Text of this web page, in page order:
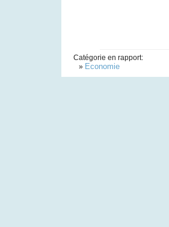
Catégorie en rapport:
» Economie